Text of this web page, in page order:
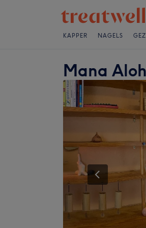
KAPPER NAGELS
Mana